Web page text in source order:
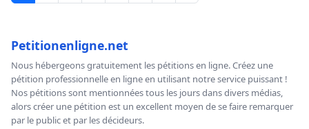
Petitionenligne.net
Nous hébergeons gratuitement les pétitions en ligne. Créez une
pétition professionnelle en ligne en utilisant notre service puissant !
Nos pétitions sont mentionnées tous les jours dans divers médias,
alors créer une pétition est un excellent moyen de se faire remarquer
par le public et par les décideurs.